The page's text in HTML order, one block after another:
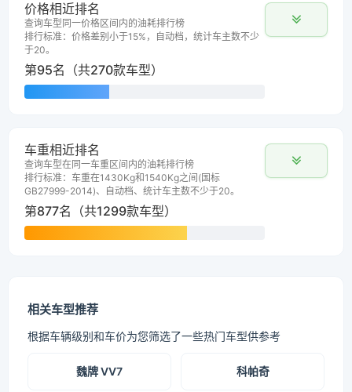
价格相近排名
查询车型同一价格区间内的油耗排行榜
排行标准：价格差别小于15%，自动档，统计车主数不少
于20。
第95名（共270款车型）
车重相近排名
查询车型在同一车重区间内的油耗排行榜
排行标准：车重在1430Kg和1540Kg之间(国标
GB27999-2014)、自动档、统计车主数不少于20。
第877名（共1299款车型）
相关车型推荐
根据车辆级别和车价为您筛选了一些热门车型供参考
魏牌 VV7 科帕奇